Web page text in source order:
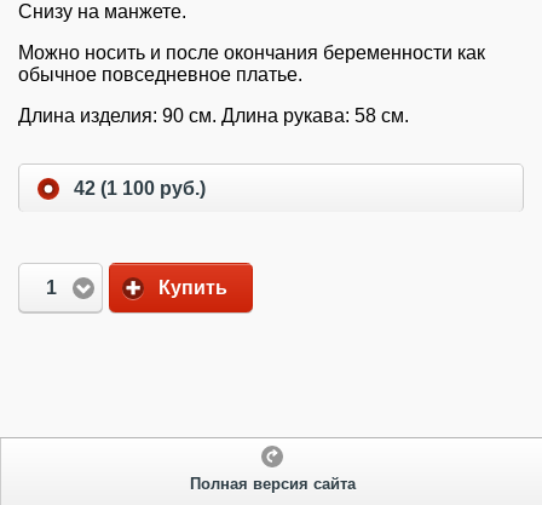
Снизу на манжете.
Можно носить и после окончания беременности как
обычное повседневное платье.
Длина изделия: 90 см. Длина рукава: 58 см.
42 (1 100 руб.)
1 Купить
Полная версия сайта